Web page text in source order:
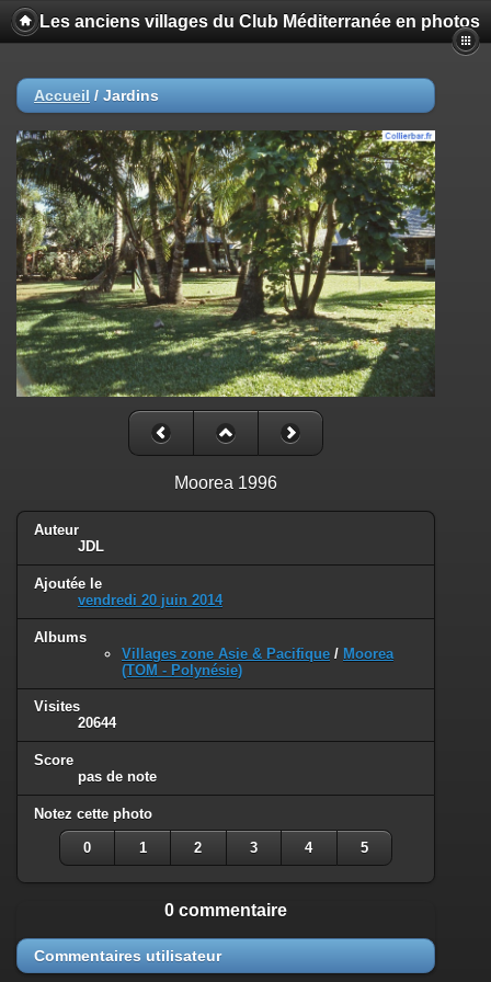
Les anciens villages du Club Méditerranée en photos
Accueil / Jardins
Moorea 1996
Auteur
JDL
Ajoutée le
vendredi 20 juin 2014
Albums
Villages zone Asie & Pacifique / Moorea
(TOM - Polynésie)
Visites
20644
Score
pas de note
Notez cette photo
0 1 2 3 4 5
0 commentaire
Commentaires utilisateur